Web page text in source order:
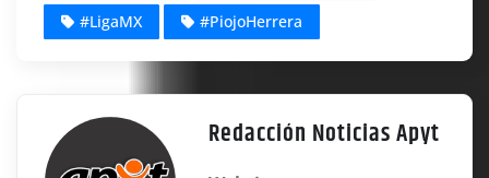
#LigaMX
#PiojoHerrera
Redacción Noticias Apyt